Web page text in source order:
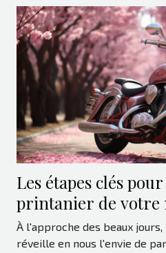
Les étapes clés
printanier de votre
À l'approche des beaux
réveille en nous l'envie de